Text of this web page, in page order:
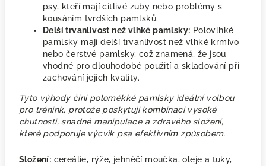
psy, kteří mají citlivé zuby nebo problémy s
kousáním tvrdších pamlsků.
Delší trvanlivost než vlhké pamlsky: Polovlhké
pamlsky mají delší trvanlivost než vlhké krmivo
nebo čerstvé pamlsky, což znamená, že jsou
vhodné pro dlouhodobé použití a skladování při
zachování jejich kvality.
Tyto výhody činí poloměkké pamlsky ideální volbou
pro trénink, protože poskytují kombinaci vysoké
chutnosti, snadné manipulace a zdravého složení,
které podporuje výcvik psa efektivním způsobem.
Složení: cereálie, rýže, jehněčí moučka, oleje a tuky,